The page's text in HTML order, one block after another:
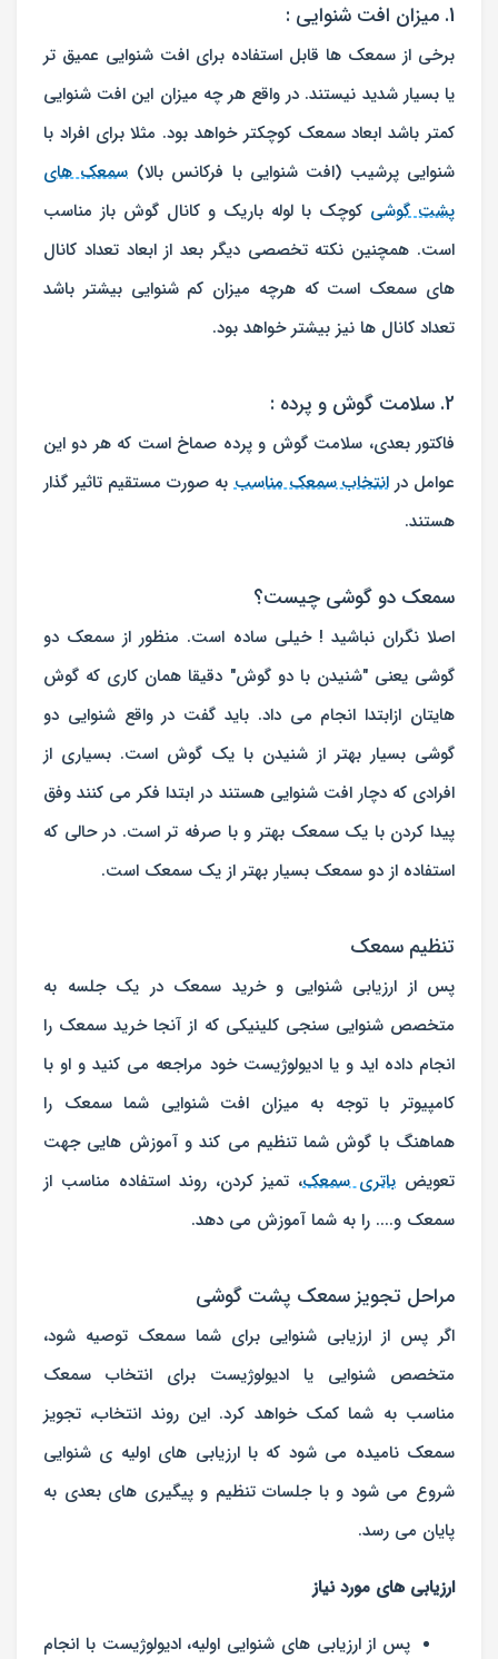
1. میزان افت شنوایی :
برخی از سمعک ها قابل استفاده برای افت شنوایی عمیق تر
یا بسیار شدید نیستند. در واقع هر چه میزان این افت شنوایی
کمتر باشد ابعاد سمعک کوچکتر خواهد بود. مثلا برای افراد با
شنوایی پرشیب (افت شنوایی با فرکانس بالا) سمعک های
پشت گوشی کوچک با لوله باریک و کانال گوش باز مناسب
است. همچنین نکته تخصصی دیگر بعد از ابعاد تعداد کانال
های سمعک است که هرچه میزان کم شنوایی بیشتر باشد
تعداد کانال ها نیز بیشتر خواهد بود.
2. سلامت گوش و پرده :
فاکتور بعدی، سلامت گوش و پرده صماخ است که هر دو این
عوامل درانتخاب سمعک مناسببه صورت مستقیم تاثیر گذار
هستند.
سمعک دو گوشی چیست؟
اصلا نگران نباشید ! خیلی ساده است. منظور از سمعک دو
گوشی یعنی "شنیدن با دو گوش" دقیقا همان کاری که گوش
هایتان ازابتدا انجام می داد. باید گفت در واقع شنوایی دو
گوشی بسیار بهتر از شنیدن با یک گوش است. بسیاری از
افرادی که دچار افت شنوایی هستند در ابتدا فکر می کنند وفق
پیدا کردن با یک سمعک بهتر و با صرفه تر است. در حالی که
استفاده از دو سمعک بسیار بهتر از یک سمعک است.
تنظیم سمعک
پس از ارزیابی شنوایی و خرید سمعک در یک جلسه به
متخصص شنوایی سنجی کلینیکی که از آنجا خرید سمعک را
انجام داده اید و یا ادیولوژیست خود مراجعه می کنید و او با
کامپیوتر با توجه به میزان افت شنوایی شما سمعک را
هماهنگ با گوش شما تنظیم می کند و آموزش هایی جهت
تعویض باتری سمعک، تمیز کردن، روند استفاده مناسب از
سمعک و.... را به شما آموزش می دهد.
مراحل تجویز سمعک پشت گوشی
اگر پس از ارزیابی شنوایی برای شما سمعک توصیه شود،
متخصص شنوایی یا ادیولوژیست برای انتخاب سمعک
مناسب به شما کمک خواهد کرد. این روند انتخاب، تجویز
سمعک نامیده می شود که با ارزیابی های اولیه ی شنوایی
شروع می شود و با جلسات تنظیم و پیگیری های بعدی به
پایان می رسد.
ارزیابی های مورد نیاز
پس از ارزیابی های شنوایی اولیه، ادیولوژیست با انجام